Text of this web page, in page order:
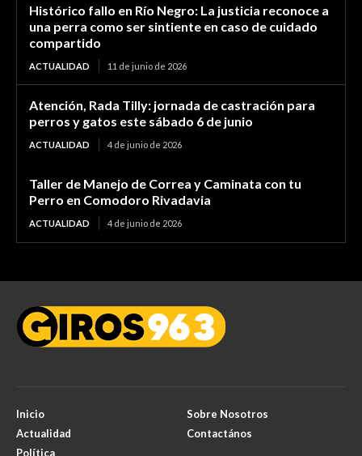
Histórico fallo en Río Negro: La justicia reconoce a
una perra como ser sintiente en caso de cuidado
compartido
ACTUALIDAD 11 de junio de 2026
Atención, Rada Tilly: jornada de castración para
perros y gatos este sábado 6 de junio
ACTUALIDAD 4 de junio de 2026
Taller de Manejo de Correa y Caminata con tu
Perro en Comodoro Rivadavia
ACTUALIDAD 4 de junio de 2026
Inicio
Actualidad
Política
Sobre Nosotros
Contactános